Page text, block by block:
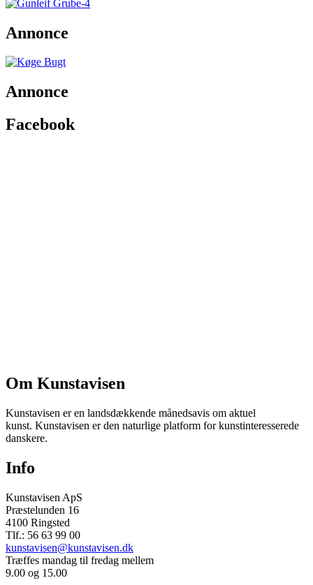
Annonce
Annonce
Facebook
Om Kunstavisen
Kunstavisen er en landsdækkende månedsavis om aktuel
kunst. Kunstavisen er den naturlige platform for kunstinteresserede
danskere.
Info
Kunstavisen ApS
Præstelunden 16
4100 Ringsted
Tlf.: 56 63 99 00
kunstavisen@kunstavisen.dk
Træffes mandag til fredag mellem
9.00 og 15.00